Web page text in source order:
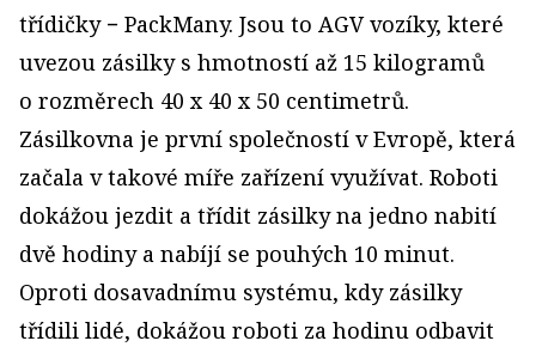
třídičky − PackMany. Jsou to AGV vozíky, které
uvezou zásilky s hmotností až 15 kilogramů
o rozměrech 40 x 40 x 50 centimetrů.
Zásilkovna je první společností v Evropě, která
začala v takové míře zařízení využívat. Roboti
dokážou jezdit a třídit zásilky na jedno nabití
dvě hodiny a nabíjí se pouhých 10 minut.
Oproti dosavadnímu systému, kdy zásilky
třídili lidé, dokážou roboti za hodinu odbavit